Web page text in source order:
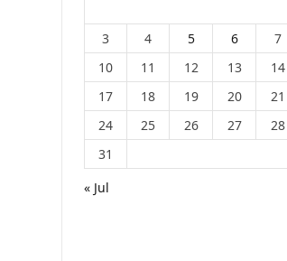
3
4 5 6 7
10
11 12 13 14
17
18 19 20 21
24
25 26 27 28
31
« Jul